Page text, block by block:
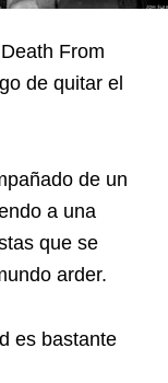
From
de quitar el
de un
a una
que se
arder.
es bastante